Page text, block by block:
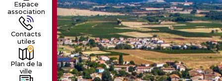
Espace
association
Contacts
utiles
Plan de la
ville